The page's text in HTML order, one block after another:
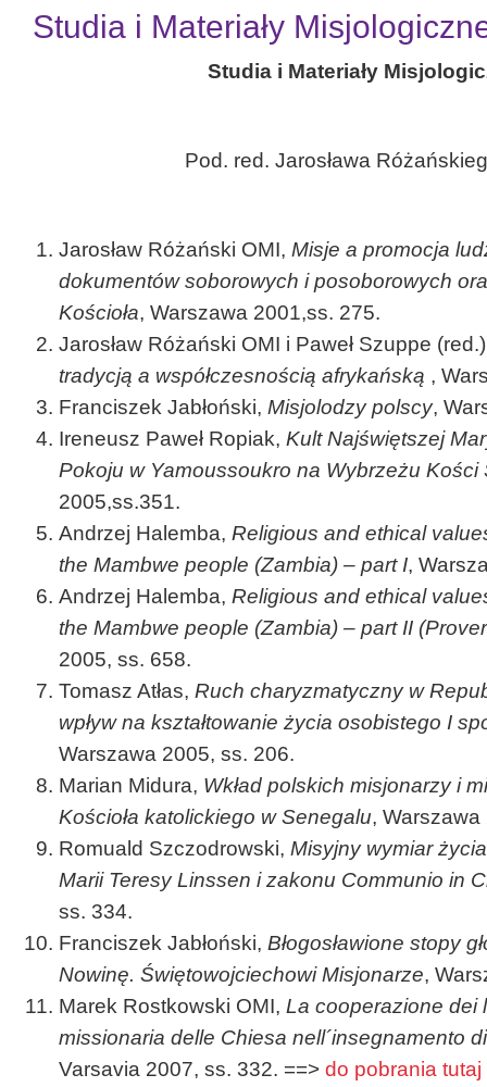
Studia i Materiały
Studia i Materiały
Pod. red. Jarosława
Jarosław Różański OMI, Misje a promocja
dokumentów soborowych i posoborowych
Kościoła, Warszawa 2001,ss. 275.
Jarosław Różański OMI i Paweł Szuppe
tradycją a współczesnością afrykańską ,
Franciszek Jabłoński, Misjolodzy polscy,
Ireneusz Paweł Ropiak, Kult Najświętszej
Pokoju w Yamoussoukro na Wybrzeżu Kości
2005,ss.351.
Andrzej Halemba, Religious and ethical
the Mambwe people (Zambia) – part I,
Andrzej Halemba, Religious and ethical
the Mambwe people (Zambia) – part II
2005, ss. 658.
Tomasz Atłas, Ruch charyzmatyczny w
wpływ na kształtowanie życia osobistego I
Warszawa 2005, ss. 206.
Marian Midura, Wkład polskich misjonarzy i
Kościoła katolickiego w Senegalu,
Romuald Szczodrowski, Misyjny wymiar
Marii Teresy Linssen i zakonu Communio in
ss. 334.
Franciszek Jabłoński, Błogosławione stopy
Nowinę. Świętowojciechowi Misjonarze,
Marek Rostkowski OMI, La cooperazione dei
missionaria delle Chiesa nell´insegnamento
Varsavia 2007, ss. 332. ==> do pobrania tutaj